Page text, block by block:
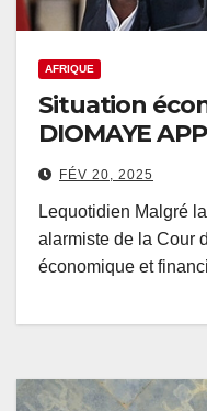
AFRIQUE
Situation
DIOMAYE
FÉV 20, 2025
Lequotidien Malgré
alarmiste de la Cour
économique et